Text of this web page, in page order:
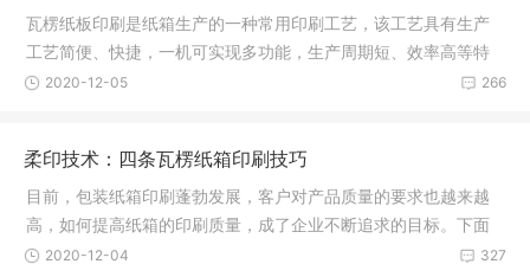
瓦楞纸板印刷是纸箱生产的一种常用印刷工艺，该工艺具有生产
工艺简便、快捷，一机可实现多功能，生产周期短、效率高等特
点。但是
266
2020-12-05
柔印技术：四条瓦楞纸箱印刷技巧
目前，包装纸箱印刷蓬勃发展，客户对产品质量的要求也越来越
高，如何提高纸箱的印刷质量，成了企业不断追求的目标。下面
分享纸箱
327
2020-12-04